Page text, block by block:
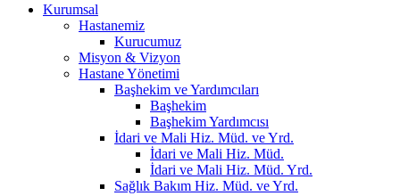
Kurumsal
Hastanemiz
Kurucumuz
Misyon & Vizyon
Hastane Yönetimi
Başhekim ve Yardımcıları
Başhekim
Başhekim Yardımcısı
İdari ve Mali Hiz. Müd. ve Yrd.
İdari ve Mali Hiz. Müd.
İdari ve Mali Hiz. Müd. Yrd.
Sağlık Bakım Hiz. Müd. ve Yrd.